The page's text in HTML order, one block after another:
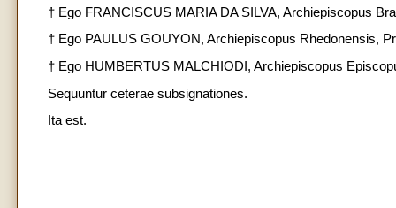
† Ego FRANCISCUS MARIA DA SILVA, Archiepiscopus
† Ego PAULUS GOUYON, Archiepiscopus Rhedonensis,
† Ego HUMBERTUS MALCHIODI, Archiepiscopus
Sequuntur ceterae subsignationes.
Ita est.